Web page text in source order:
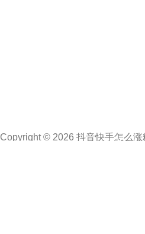
Copyright © 2026 抖音快手怎么